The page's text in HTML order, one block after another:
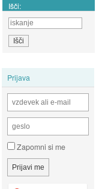
Išči:
Prijava
Zapomni si me